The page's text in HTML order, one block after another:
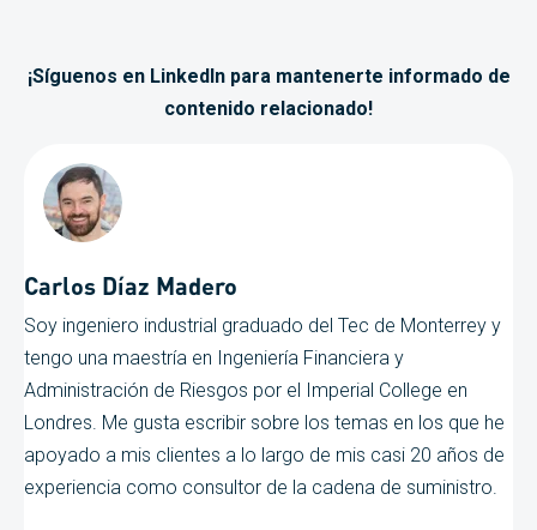
¡Síguenos en LinkedIn para mantenerte informado de
contenido relacionado!
Carlos Díaz Madero
Soy ingeniero industrial graduado del Tec de Monterrey y
tengo una maestría en Ingeniería Financiera y
Administración de Riesgos por el Imperial College en
Londres. Me gusta escribir sobre los temas en los que he
apoyado a mis clientes a lo largo de mis casi 20 años de
experiencia como consultor de la cadena de suministro.